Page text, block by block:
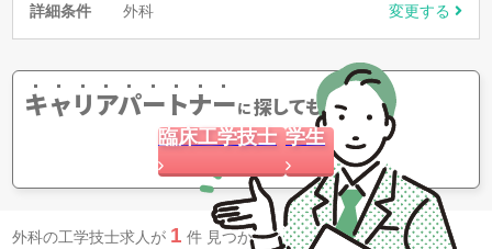
詳細条件 外科 変更する
キャリアパートナーに探してもらう
臨床工学技士 学生
外科の工学技士求人が 1 件 見つかりました。